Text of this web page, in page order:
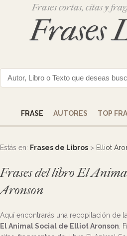
Frases cortas, citas y
Frases
FRASE
AUTORES TOP
Estás en: Frases de Libros > Elliot
Frases del libro El
Aronson
Aquí encontrarás una recopilación de
El Animal Social de Elliot Aronson .